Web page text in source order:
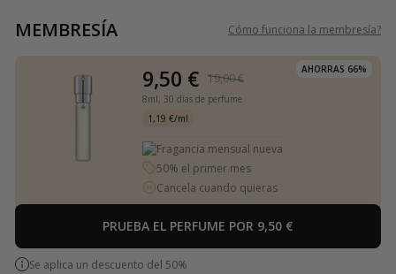
MEMBRESÍA Cómo funciona la membresía?
AHORRAS 66%
9,50 € 19,00 €
8ml, 30 días de perfume
1,19 €/ml
Fragancia mensual nueva
50% el primer mes
Cancela cuando quieras
PRUEBA EL PERFUME POR 9,50 €
Se aplica un descuento del 50%